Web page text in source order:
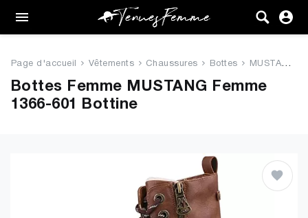
Femme
Vêtements
Page d'accueil Vêtements Chaussures Bottes MUSTANG Femme 1366-601 Bottine
Bottes Femme MUSTANG Femme
1366-601 Bottine